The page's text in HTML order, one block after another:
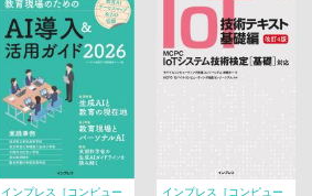
インプレス［コンピュー
インプレス［コンピュー